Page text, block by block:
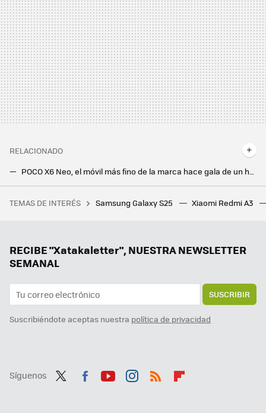
RELACIONADO
POCO X6 Neo, el móvil más fino de la marca hace gala de un hardware equilibrado y agradable diseño
He desmontado un móvil en tres minutos y cambiado la batería en cinco, ojalá los demás copiaran a Nokia
He probado muchas herramientas para eliminar mi ruido de fondo en las videollamadas y éstas son las que más me han gustado
TEMAS DE INTERÉS Samsung Galaxy S25 Xiaomi Redmi A3
RECIBE "Xatakaletter", NUESTRA NEWSLETTER
SEMANAL
SUSCRIBIR
Suscribiéndote aceptas nuestra política de privacidad
Síguenos